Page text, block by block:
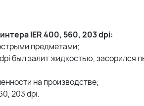
IER 400, 560, 203 dpi:
предметами;
был залит жидкостью, засорился
на производстве;
203 dpi.